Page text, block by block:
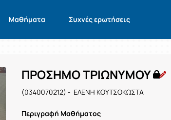
Μαθήματα Συχνές ερωτήσεις
ΠΡΟΣΗΜΟ ΤΡΙΩΝΥΜΟΥ
(0340070212) - ΕΛΕΝΗ ΚΟΥΤΣΟΚΩΣΤΑ
Περιγραφή Μαθήματος